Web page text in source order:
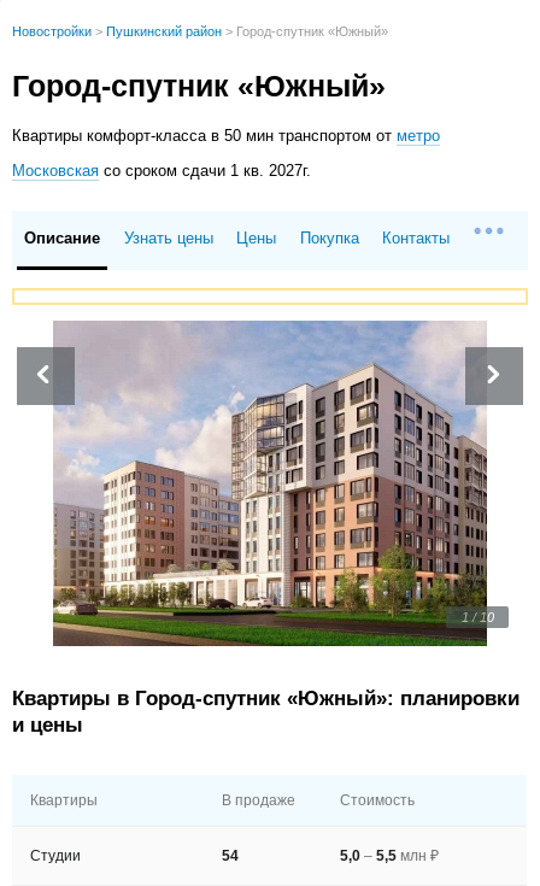
Новостройки > Пушкинский район > Город-спутник «Южный»
Город-спутник «Южный»
Квартиры комфорт-класса в 50 мин транспортом отметро
Московская со сроком сдачи 1 кв. 2027г.
Описание Узнать цены Цены Покупка Контакты
1 / 10
Квартиры в Город-спутник «Южный»: планировки
и цены
Квартиры В продаже Стоимость
Студии 54 5,0– 5,5млн ₽